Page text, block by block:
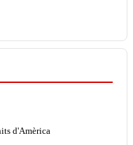
d'Amèrica